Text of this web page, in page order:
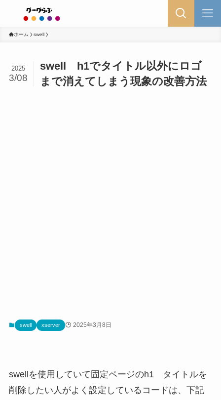
ホーム swell
swell h1でタイトル以外にロゴ
まで消えてしまう現象の改善方法
2025
3/08
swell xserver 2025年3月8日
swellを使用していて固定ページのh1 タイトルを
削除したい人がよく設定しているコードは、下記